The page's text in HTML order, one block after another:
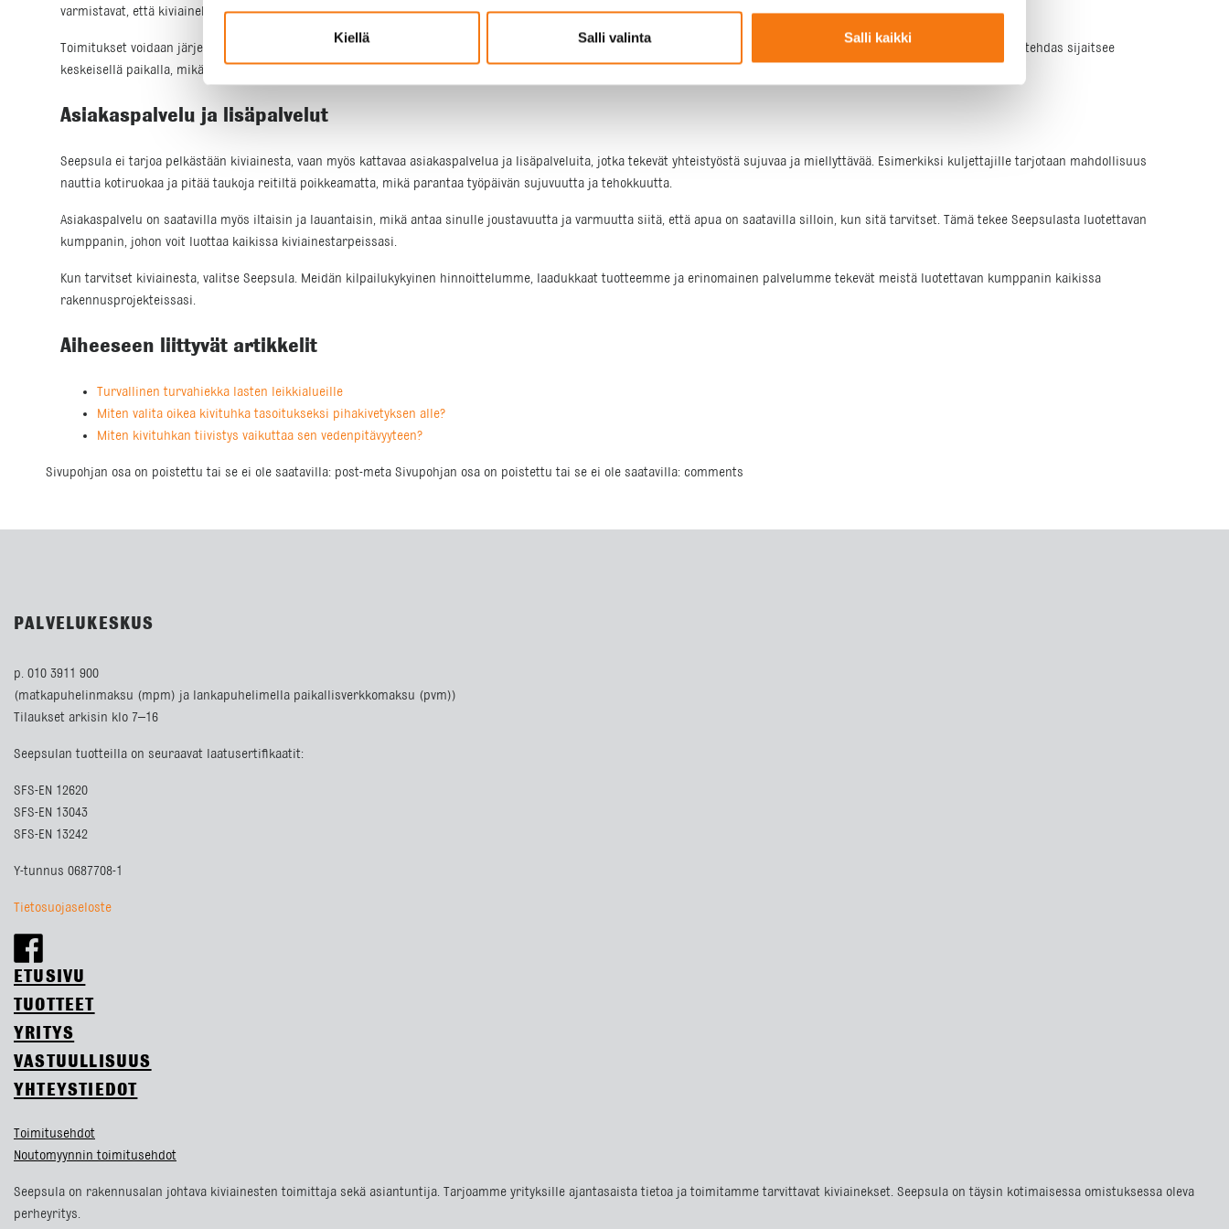
Kiellä Salli valinta Salli kaikki
varmistavat, että kiviainekset ovat työmaalla ajallaan. Lastaus ja punnitus tapahtuvat nopeasti, mikä minimoi odotusajat ja mahdollistaa sujuvan työskentelyn.
Toimitukset voidaan järjestää samalle tai viimeistään seuraavalle päivälle, mikä antaa sinulle joustavuutta projektin aikataulun suunnittelussa. Lisäksi Senkkerin kiviainestehdas sijaitsee
keskeisellä paikalla, mikä tekee noudosta ja toimituksista entistäkin nopeampia ja helpompia.
Asiakaspalvelu ja lisäpalvelut
Seepsula ei tarjoa pelkästään kiviainesta, vaan myös kattavaa asiakaspalvelua ja lisäpalveluita, jotka tekevät yhteistyöstä sujuvaa ja miellyttävää. Esimerkiksi kuljettajille tarjotaan mahdollisuus
nauttia kotiruokaa ja pitää taukoja reitiltä poikkeamatta, mikä parantaa työpäivän sujuvuutta ja tehokkuutta.
Asiakaspalvelu on saatavilla myös iltaisin ja lauantaisin, mikä antaa sinulle joustavuutta ja varmuutta siitä, että apua on saatavilla silloin, kun sitä tarvitset. Tämä tekee Seepsulasta luotettavan
kumppanin, johon voit luottaa kaikissa kiviainestarpeissasi.
Kun tarvitset kiviainesta, valitse Seepsula. Meidän kilpailukykyinen hinnoittelumme, laadukkaat tuotteemme ja erinomainen palvelumme tekevät meistä luotettavan kumppanin kaikissa
rakennusprojekteissasi.
Aiheeseen liittyvät artikkelit
Turvallinen turvahiekka lasten leikkialueille
Miten valita oikea kivituhka tasoitukseksi pihakivetyksen alle?
Miten kivituhkan tiivistys vaikuttaa sen vedenpitävyyteen?
Sivupohjan osa on poistettu tai se ei ole saatavilla: post-meta Sivupohjan osa on poistettu tai se ei ole saatavilla: comments
PALVELUKESKUS
p. 010 3911 900
(matkapuhelinmaksu (mpm) ja lankapuhelimella paikallisverkkomaksu (pvm))
Tilaukset arkisin klo 7–16
Seepsulan tuotteilla on seuraavat laatusertifikaatit:
SFS-EN 12620
SFS-EN 13043
SFS-EN 13242
Y-tunnus 0687708-1
Tietosuojaseloste
ETUSIVU
TUOTTEET
YRITYS
VASTUULLISUUS
YHTEYSTIEDOT
Toimitusehdot
Noutomyynnin toimitusehdot
Seepsula on rakennusalan johtava kiviainesten toimittaja sekä asiantuntija. Tarjoamme yrityksille ajantasaista tietoa ja toimitamme tarvittavat kiviainekset. Seepsula on täysin kotimaisessa omistuksessa oleva
perheyritys.